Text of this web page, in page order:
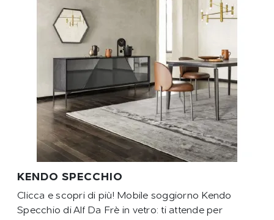
KENDO SPECCHIO
Clicca e scopri di più! Mobile soggiorno Kendo
Specchio di Alf Da Frè in vetro: ti attende per